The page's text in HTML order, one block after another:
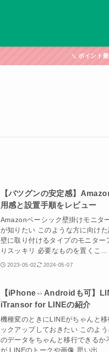
＼ ポイント
【バツグンの安定感】
用感と設置手順をレビュー
Amazonベーシック壁掛けモニタ
が知りたい このような方に向け
壁に取り付けるタイプのモニタ
りスッキリ 必要なものを置くこ...
2023-05-02 2024-05-07
【iPhone⇔Androidも可】
iTransor for LINEの紹介
機種変のときにLINEがちゃんと
ックアップしておきたい このよ
のデータをちゃんと移行できる
が LINEのトークや画像 思い出...